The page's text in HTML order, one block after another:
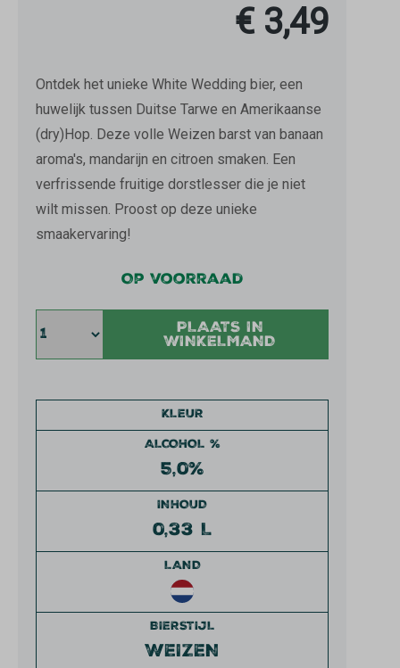
€ 3,49
Ontdek het unieke White Wedding bier, een
huwelijk tussen Duitse Tarwe en Amerikaanse
(dry)Hop. Deze volle Weizen barst van banaan
aroma's, mandarijn en citroen smaken. Een
verfrissende fruitige dorstlesser die je niet
wilt missen. Proost op deze unieke
smaakervaring!
KLEUR
ALCOHOL %
5,0%
INHOUD
0,33 L
LAND
BIERSTIJL
WEIZEN
Op voorraad
PLAATS IN
WINKELMAND